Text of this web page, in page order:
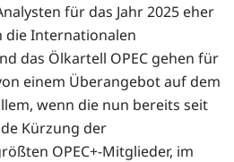
für das Jahr 2025 eher
die Internationalen
das Ölkartell OPEC gehen für
einem Überangebot auf dem
wenn die nun bereits seit
Kürzung der
OPEC+-Mitglieder, im